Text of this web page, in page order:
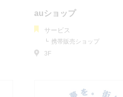
auショップ
サービス
携帯販売ショップ
3F